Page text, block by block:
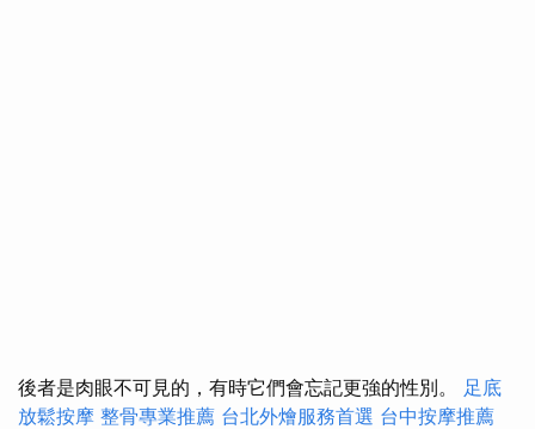
後者是肉眼不可見的，有時它們會忘記更強的性別。 足底
放鬆按摩 整骨專業推薦 台北外燴服務首選 台中按摩推薦